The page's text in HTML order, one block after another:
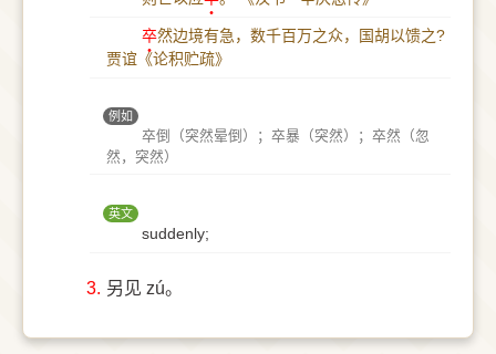
卒然边境有急，数千百万之众，国胡以馈之?
贾谊《论积贮疏》
例如
卒倒（突然晕倒）；卒暴（突然）；卒然（忽
然，突然）
英文
suddenly;
3. 另见 zú。